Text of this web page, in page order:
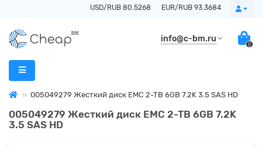
USD/RUB 80.5268 EUR/RUB 93.3684
info@c-bm.ru
0
005049279 Жесткий диск EMC 2-TB 6GB 7.2K 3.5 SAS HD
005049279 Жесткий диск EMC 2-TB 6GB 7.2K
3.5 SAS HD